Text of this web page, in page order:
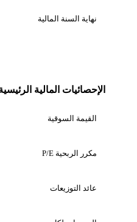
نهاية السنة المالية
الإحصائيات المالية الرئيسية
القيمة السوقية
مكرر الربحية P/E
عائد التوزيعات